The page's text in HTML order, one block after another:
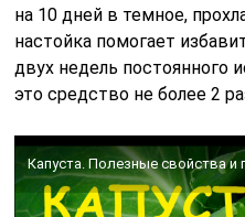
на 10 дней в темное,
настойка помогает
двух недель постоянного
это средство не более 2
Капуста. Полезные свойства и